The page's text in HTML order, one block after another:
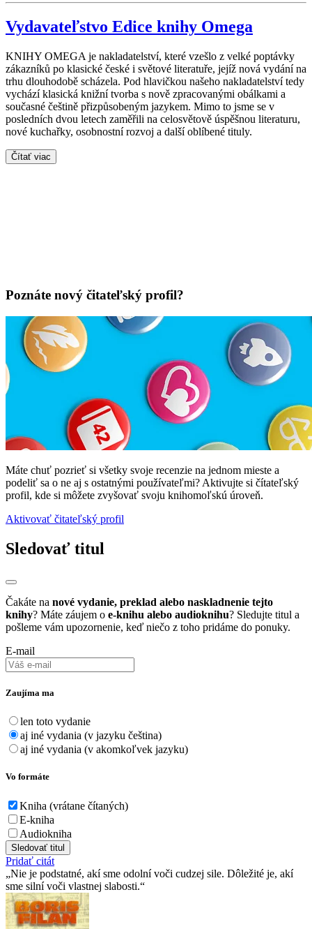
Vydavateľstvo Edice knihy Omega
KNIHY OMEGA je nakladatelství, které vzešlo z velké poptávky
zákazníků po klasické české i světové literatuře, jejíž nová vydání na
trhu dlouhodobě scházela. Pod hlavičkou našeho nakladatelství tedy
vychází klasická knižní tvorba s nově zpracovanými obálkami a
současné češtině přizpůsobeným jazykem. Mimo to jsme se v
posledních dvou letech zaměřili na celosvětově úspěšnou literaturu,
nové kuchařky, osobnostní rozvoj a další oblíbené tituly.
Čítať viac
Poznáte nový čitateľský profil?
Máte chuť pozrieť si všetky svoje recenzie na jednom mieste a
podeliť sa o ne aj s ostatnými používateľmi? Aktivujte si čítateľský
profil, kde si môžete zvyšovať svoju knihomoľskú úroveň.
Aktivovať čitateľský profil
Sledovať titul
Čakáte na nové vydanie, preklad alebo naskladnenie tejto
knihy? Máte záujem o e-knihu alebo audioknihu? Sledujte titul a
pošleme vám upozornenie, keď niečo z toho pridáme do ponuky.
E-mail
Zaujíma ma
len toto vydanie
aj iné vydania (v jazyku čeština)
aj iné vydania (v akomkoľvek jazyku)
Vo formáte
Kniha (vrátane čítaných)
E-kniha
Audiokniha
Sledovať titul
Pridať citát
Nie je podstatné, akí sme odolní voči cudzej sile. Dôležité je, akí
sme silní voči vlastnej slabosti.